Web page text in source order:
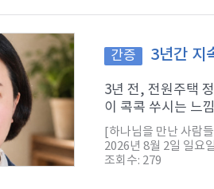
간증 3년간 지
3년 전, 전원주택
이 콕콕 쑤시는 느
[하나님을 만난 사람
2026년 8월 2일 일요
조회수: 279